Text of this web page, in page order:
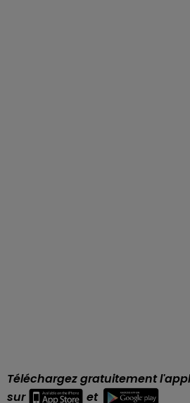
Téléchargez gratuitement
sur
et